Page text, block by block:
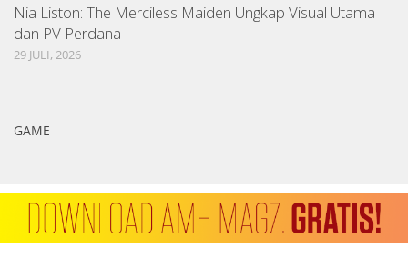
Nia Liston: The Merciless Maiden Ungkap Visual Utama
dan PV Perdana
29 JULI, 2026
GAME